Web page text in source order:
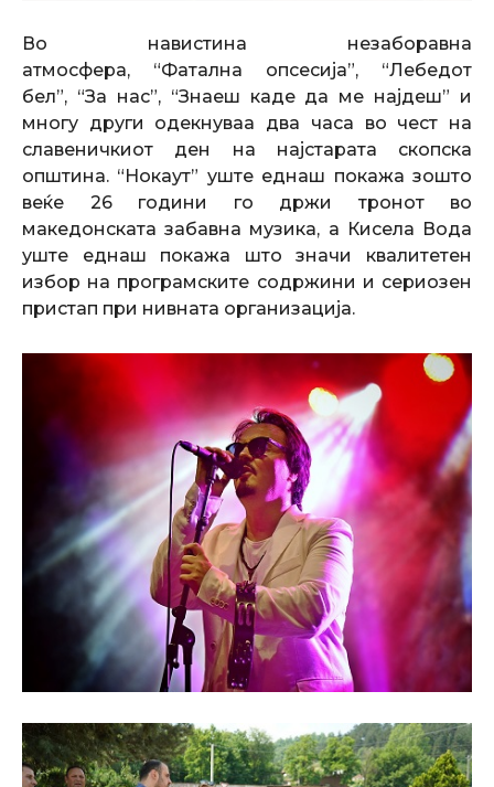
Во навистина незаборавна
атмосфера, “Фатална опсесија”, “Лебедот
бел”, “За нас”, “Знаеш каде да ме најдеш” и
многу други одекнуваа два часа во чест на
славеничкиот ден на нaјстарата скопска
општина. “Нокаут” уште еднаш покажа зошто
веќе 26 години го држи тронот во
македонската забавна музика, а Кисела Вода
уште еднаш покажа што значи квалитетен
избор на програмските содржини и сериозен
пристап при нивната организација.